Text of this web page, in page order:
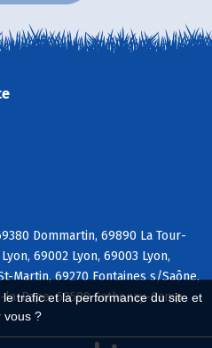
trafic et la performance du site et
vous ?
Dommartin, 69890 La Tour-
69002 Lyon, 69003 Lyon,
Martin, 69270 Fontaines s/Saône,
Pape, 69580 Sathonay-Camp